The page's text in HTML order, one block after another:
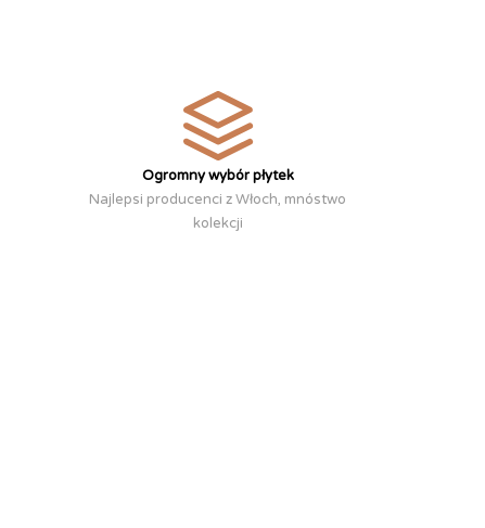
Ogromny wybór płytek
Najlepsi producenci z Włoch, mnóstwo
kolekcji